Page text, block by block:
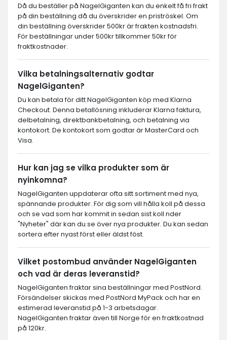
Då du beställer på NagelGiganten kan du enkelt få fri frakt
på din beställning då du överskrider en priströskel. Om
din beställning överskrider 500kr är frakten kostnadsfri.
För beställningar under 500kr tillkommer 50kr för
fraktkostnader.
Vilka betalningsalternativ godtar
NagelGiganten?
Du kan betala för ditt NagelGiganten köp med Klarna
Checkout. Denna betallösning inkluderar Klarna faktura,
delbetalning, direktbankbetalning, och betalning via
kontokort. De kontokort som godtar är MasterCard och
Visa.
Hur kan jag se vilka produkter som är
nyinkomna?
NagelGiganten uppdaterar ofta sitt sortiment med nya,
spännande produkter. För dig som vill hålla koll på dessa
och se vad som har kommit in sedan sist koll nder
"Nyheter" där kan du se över nya produkter. Du kan sedan
sortera efter nyast först eller äldst föst.
Vilket postombud använder NagelGiganten
och vad är deras leveranstid?
NagelGiganten fraktar sina beställningar med PostNord.
Försändelser skickas med PostNord MyPack och har en
estimerad leveranstid på 1-3 arbetsdagar.
NagelGiganten fraktar även till Norge för en fraktkostnad
på 120kr.